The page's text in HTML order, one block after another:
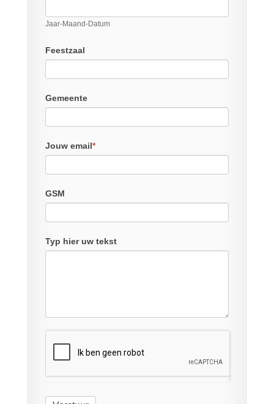
Jaar-Maand-Datum
Feestzaal
Gemeente
Jouw email*
GSM
Typ hier uw tekst